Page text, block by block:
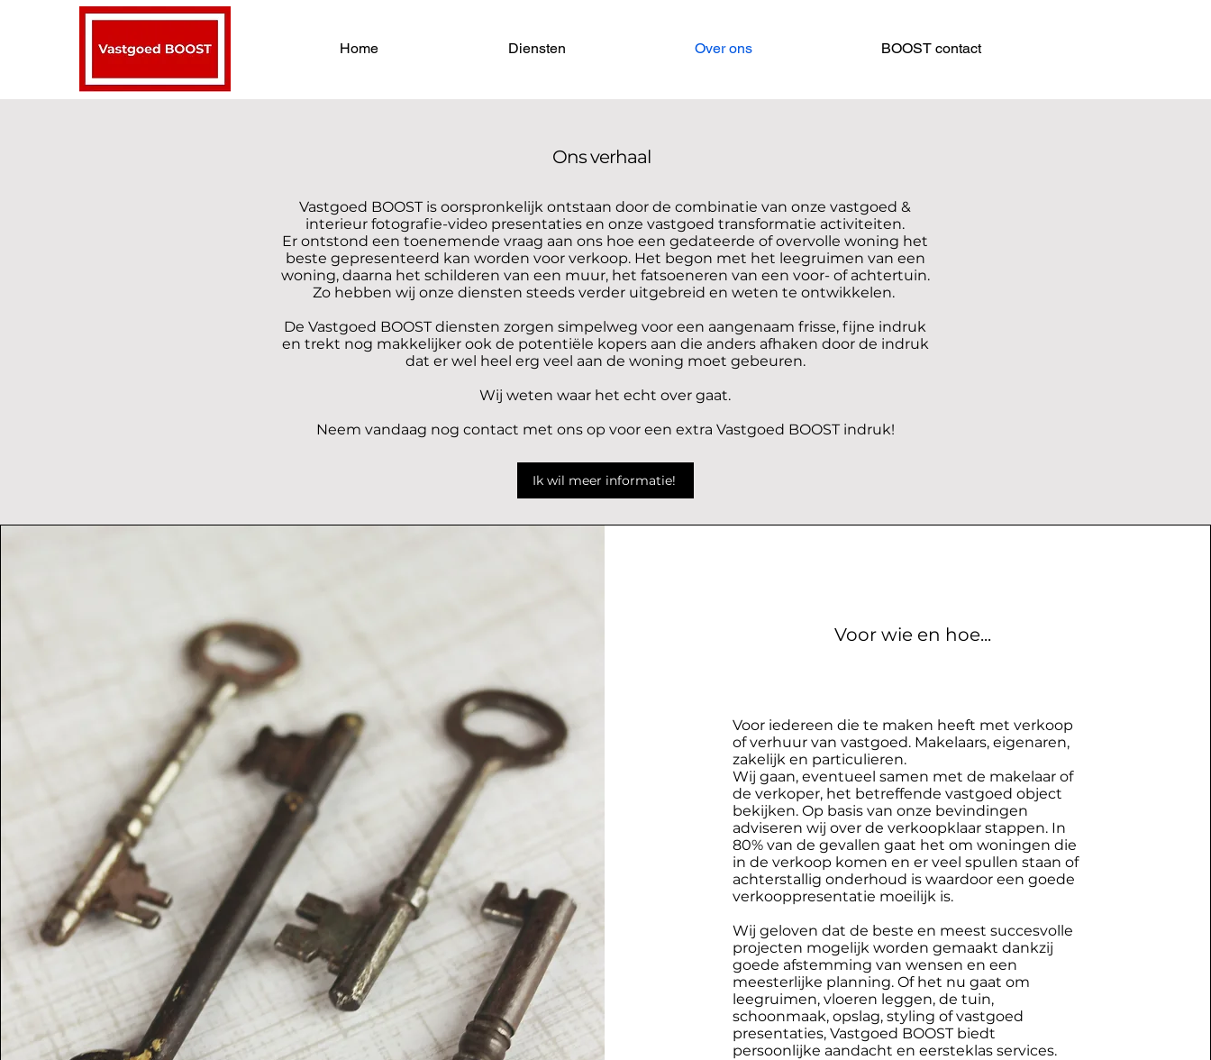
Home Diensten Over ons BOOST contact
Ons verhaal
Vastgoed BOOST is oorspronkelijk ontstaan door de combinatie van onze vastgoed &
interieur fotografie-video presentaties en onze vastgoed transformatie activiteiten.
Er ontstond een toenemende vraag aan ons hoe een gedateerde of overvolle woning het
beste gepresenteerd kan worden voor verkoop. Het begon met het leegruimen van een
woning, daarna het schilderen van een muur, het fatsoeneren van een voor- of achtertuin.
Zo hebben wij onze diensten steeds verder uitgebreid en weten te ontwikkelen.
De Vastgoed BOOST diensten zorgen simpelweg voor een aangenaam frisse, fijne indruk
en trekt nog makkelijker ook de potentiële kopers aan die anders afhaken door de indruk
dat er wel heel erg veel aan de woning moet gebeuren.
Wij weten waar het echt over gaat.
Neem vandaag nog contact met ons op voor een extra Vastgoed BOOST indruk!
Ik wil meer informatie!
Voor wie en hoe...
Voor iedereen die te maken heeft met verkoop
of verhuur van vastgoed. Makelaars, eigenaren,
zakelijk en particulieren.
Wij gaan, eventueel samen met de makelaar of
de verkoper, het betreffende vastgoed object
bekijken. Op basis van onze bevindingen
adviseren wij over de verkoopklaar stappen. In
80% van de gevallen gaat het om woningen die
in de verkoop komen en er veel spullen staan of
achterstallig onderhoud is waardoor een goede
verkooppresentatie moeilijk is.
Wij geloven dat de beste en meest succesvolle
projecten mogelijk worden gemaakt dankzij
goede afstemming van wensen en een
meesterlijke planning. Of het nu gaat om
leegruimen, vloeren leggen, de tuin,
schoonmaak, opslag, styling of vastgoed
presentaties, Vastgoed BOOST biedt
persoonlijke aandacht en eersteklas services.